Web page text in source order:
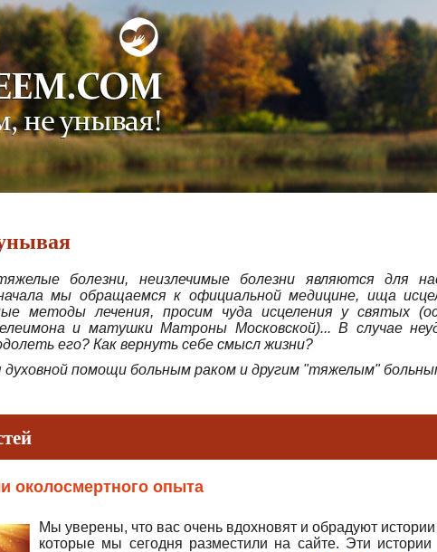
помощи тем, кто
болезни, неизлечимые болезни являются для
мы обращаемся к официальной медицине, ища
методы лечения, просим чуда исцеления у святых
и матушки Матроны Московской)... В случае
его? Как вернуть себе смысл жизни?
духовной помощи больным раком и другим "тяжелым"
околосмертного опыта
Мы уверены, что вас очень вдохновят и обрадуют
которые мы сегодня разместили на сайте. Эти истории